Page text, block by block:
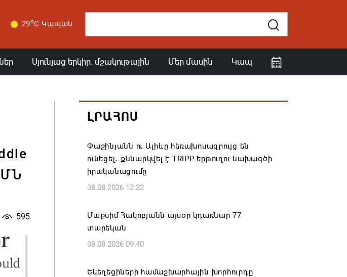
29oC Կապան
Սյունյաց երկիր. մշակութային Մեր մասին Կապ
595
ԼՐԱՀՈՍ
Փաշինյանն ու Ալիևը հեռախոսազրույց են
ունեցել․ քննարկվել է TRIPP երթուղու նախագծի
իրականացումը
08.08.2026 12:32
Մաքսիմ Հակոբյանն այսօր կդառնար 77
տարեկան
08.08.2026 09:40
Եկեղեցիների համաշխարհային խորհուրդը